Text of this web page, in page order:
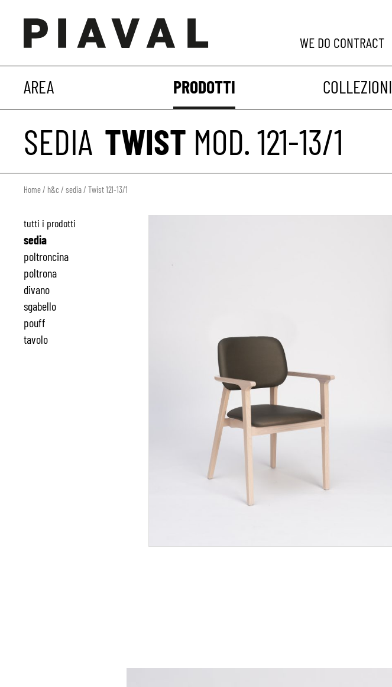
WE DO CONTRACT
AREA PRODOTTI COLLEZIONI
SEDIA TWIST MOD. 121-13/1
Home/ h&c/ sedia/ Twist 121-13/1
tutti i prodotti
sedia
poltroncina
poltrona
divano
sgabello
pouff
tavolo